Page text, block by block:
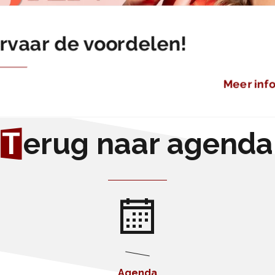
de voordelen!
Meer
Terug naar agenda